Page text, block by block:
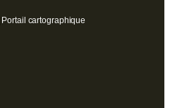
Portail cartographique